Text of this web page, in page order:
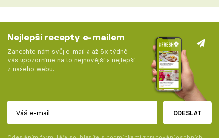
Nejlepší recepty e-mailem
Zanechte nám svůj e-mail a až 5x týdně
vás upozorníme na to nejnovější a nejlepší
z našeho webu.
ODESLAT